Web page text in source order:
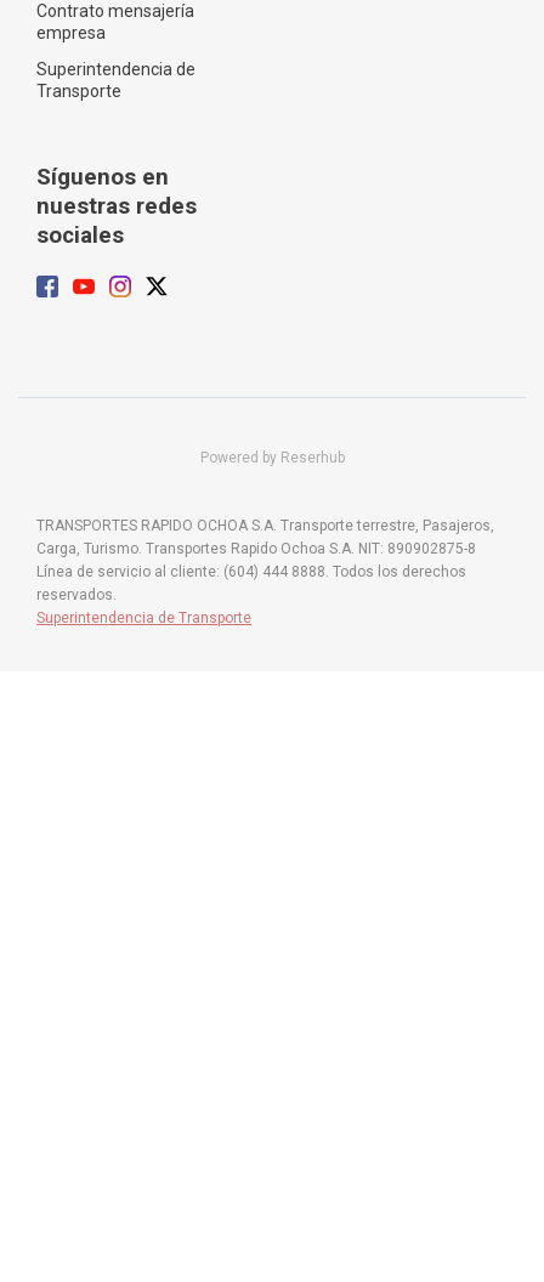
Contrato mensajería
empresa
Superintendencia de
Transporte
Síguenos en
nuestras redes
sociales
Powered by Reserhub
TRANSPORTES RAPIDO OCHOA S.A. Transporte terrestre, Pasajeros,
Carga, Turismo. Transportes Rapido Ochoa S.A. NIT: 890902875-8
Línea de servicio al cliente: (604) 444 8888. Todos los derechos
reservados.
Superintendencia de Transporte